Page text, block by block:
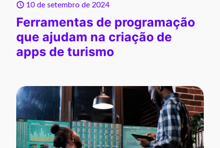
10 de setembro de 2024
Ferramentas de programação
que ajudam na criação de
apps de turismo